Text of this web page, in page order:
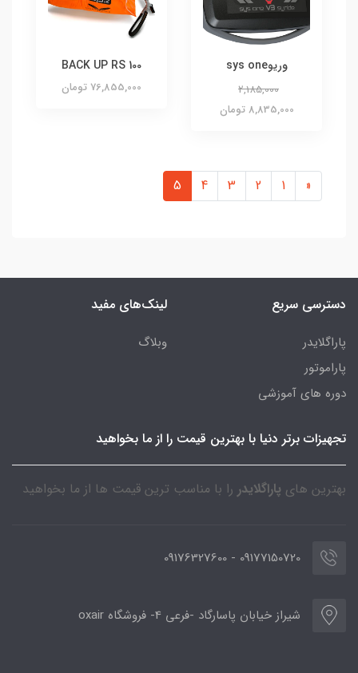
وریوsys one
2,185,000
8,835,000 تومان
BACK UP RS 100
76,855,000 تومان
«
1
2
3
4
5
دسترسی سریع
پاراگلایدر
پاراموتور
دوره های آموزشی
لینک‌های مفید
وبلاگ
تجهیزات برتر دنیا با بهترین قیمت را از ما بخواهید
بهترین های پاراگلایدر را با مناسب ترین قیمت ها از ما بخواهید
09177150720 - 09176327600
شیراز خیابان پاسارگاد -فرعی 4- فروشگاه oxair